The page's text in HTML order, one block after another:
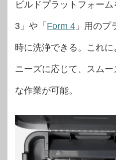
ビルドプラットフォー
3」や「 Form 4 」用のプ
時に洗浄できる。これ
ニーズに応じて、スム
な作業が可能。